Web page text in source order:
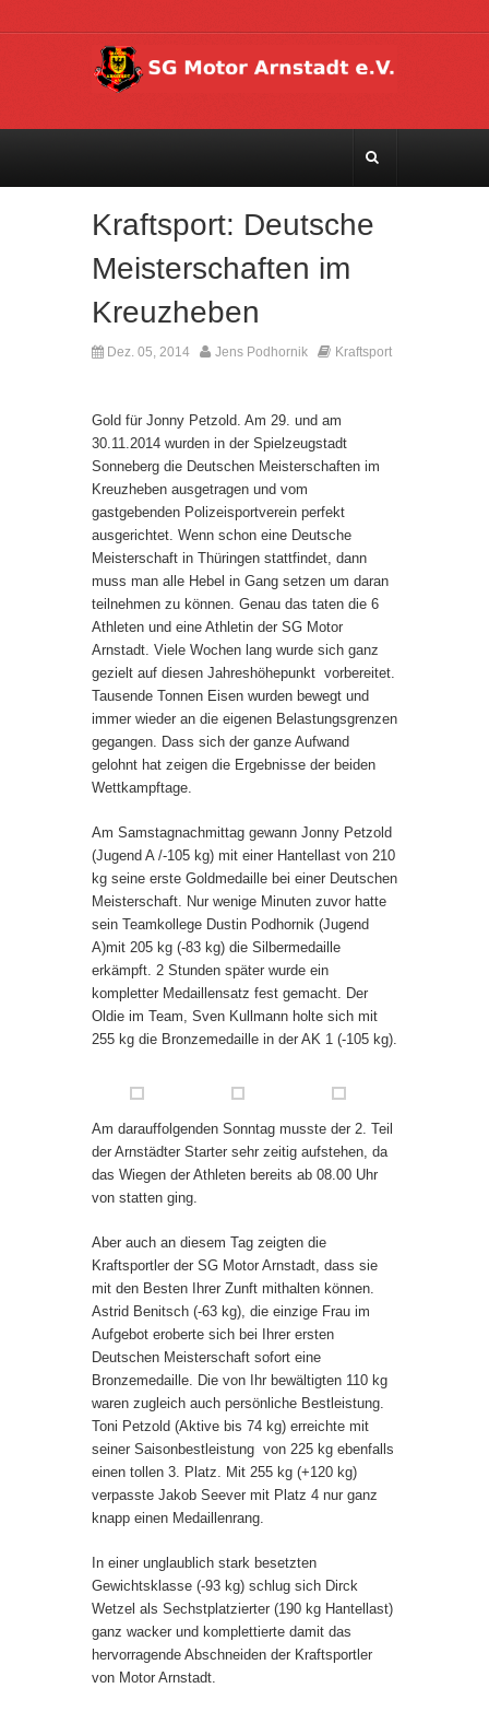
Kraftsport: Deutsche
Meisterschaften im
Kreuzheben
Dez. 05, 2014 Jens Podhornik Kraftsport
Gold für Jonny Petzold. Am 29. und am
30.11.2014 wurden in der Spielzeugstadt
Sonneberg die Deutschen Meisterschaften im
Kreuzheben ausgetragen und vom
gastgebenden Polizeisportverein perfekt
ausgerichtet. Wenn schon eine Deutsche
Meisterschaft in Thüringen stattfindet, dann
muss man alle Hebel in Gang setzen um daran
teilnehmen zu können. Genau das taten die 6
Athleten und eine Athletin der SG Motor
Arnstadt. Viele Wochen lang wurde sich ganz
gezielt auf diesen Jahreshöhepunkt vorbereitet.
Tausende Tonnen Eisen wurden bewegt und
immer wieder an die eigenen Belastungsgrenzen
gegangen. Dass sich der ganze Aufwand
gelohnt hat zeigen die Ergebnisse der beiden
Wettkampftage.
Am Samstagnachmittag gewann Jonny Petzold
(Jugend A /-105 kg) mit einer Hantellast von 210
kg seine erste Goldmedaille bei einer Deutschen
Meisterschaft. Nur wenige Minuten zuvor hatte
sein Teamkollege Dustin Podhornik (Jugend
A)mit 205 kg (-83 kg) die Silbermedaille
erkämpft. 2 Stunden später wurde ein
kompletter Medaillensatz fest gemacht. Der
Oldie im Team, Sven Kullmann holte sich mit
255 kg die Bronzemedaille in der AK 1 (-105 kg).
Am darauffolgenden Sonntag musste der 2. Teil
der Arnstädter Starter sehr zeitig aufstehen, da
das Wiegen der Athleten bereits ab 08.00 Uhr
von statten ging.
Aber auch an diesem Tag zeigten die
Kraftsportler der SG Motor Arnstadt, dass sie
mit den Besten Ihrer Zunft mithalten können.
Astrid Benitsch (-63 kg), die einzige Frau im
Aufgebot eroberte sich bei Ihrer ersten
Deutschen Meisterschaft sofort eine
Bronzemedaille. Die von Ihr bewältigten 110 kg
waren zugleich auch persönliche Bestleistung.
Toni Petzold (Aktive bis 74 kg) erreichte mit
seiner Saisonbestleistung von 225 kg ebenfalls
einen tollen 3. Platz. Mit 255 kg (+120 kg)
verpasste Jakob Seever mit Platz 4 nur ganz
knapp einen Medaillenrang.
In einer unglaublich stark besetzten
Gewichtsklasse (-93 kg) schlug sich Dirck
Wetzel als Sechstplatzierter (190 kg Hantellast)
ganz wacker und komplettierte damit das
hervorragende Abschneiden der Kraftsportler
von Motor Arnstadt.